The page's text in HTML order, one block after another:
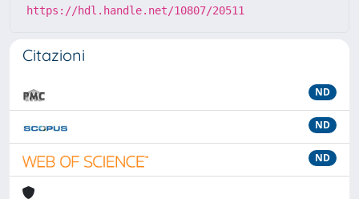
https://hdl.handle.net/10807/20511
Citazioni
ND
ND
ND